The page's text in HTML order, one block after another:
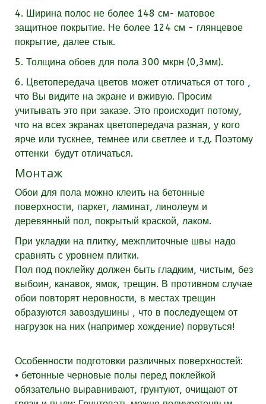
4. Ширина полос не более 148 см- матовое
защитное покрытие. Не более 124 см - глянцевое
покрытие, далее стык.
5. Толщина обоев для пола 300 мкрн (0,3мм).
6. Цветопередача цветов может отличаться от того ,
что Вы видите на экране и вживую. Просим
учитывать это при заказе. Это происходит потому,
что на всех экранах цветопередача разная, у кого
ярче или тускнее, темнее или светлее и т.д. Поэтому
оттенки будут отличаться.
Монтаж
Обои для пола можно клеить на бетонные
поверхности, паркет, ламинат, линолеум и
деревянный пол, покрытый краской, лаком.
При укладки на плитку, межплиточные швы надо
сравнять с уровнем плитки.
Пол под поклейку должен быть гладким, чистым, без
выбоин, канавок, ямок, трещин. В противном случае
обои повторят неровности, в местах трещин
образуются завоздушины , что в последуещем от
нагрузок на них (например хождение) порвуться!
Особенности подготовки различных поверхностей:
⦁ бетонные черновые полы перед поклейкой
обязательно выравнивают, грунтуют, очищают от